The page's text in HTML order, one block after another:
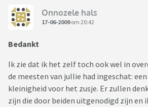
Onnozele hals
17-06-2009om 20:42
Bedankt
Ik zie dat ik het zelf toch ook wel in
de meesten van jullie had ingeschat: een
kleinigheid voor het zusje. Er zullen
zijn die door beiden uitgenodigd zijn en